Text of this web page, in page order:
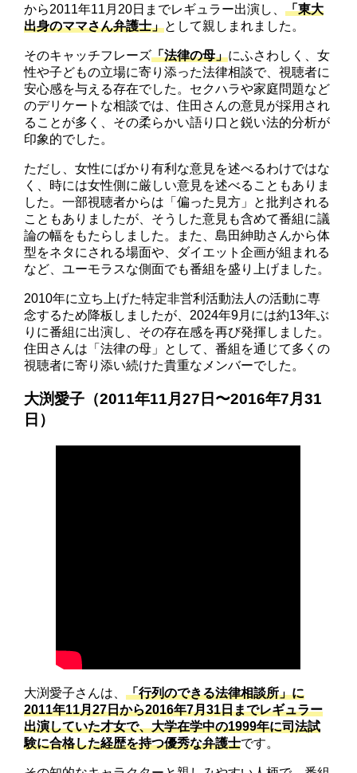
から2011年11月20日までレギュラー出演し、「東大
出身のママさん弁護士」として親しまれました。
そのキャッチフレーズ「法律の母」にふさわしく、女
性や子どもの立場に寄り添った法律相談で、視聴者に
安心感を与える存在でした。セクハラや家庭問題など
のデリケートな相談では、住田さんの意見が採用され
ることが多く、その柔らかい語り口と鋭い法的分析が
印象的でした。
ただし、女性にばかり有利な意見を述べるわけではな
く、時には女性側に厳しい意見を述べることもありま
した。一部視聴者からは「偏った見方」と批判される
こともありましたが、そうした意見も含めて番組に議
論の幅をもたらしました。また、島田紳助さんから体
型をネタにされる場面や、ダイエット企画が組まれる
など、ユーモラスな側面でも番組を盛り上げました。
2010年に立ち上げた特定非営利活動法人の活動に専
念するため降板しましたが、2024年9月には約13年ぶ
りに番組に出演し、その存在感を再び発揮しました。
住田さんは「法律の母」として、番組を通じて多くの
視聴者に寄り添い続けた貴重なメンバーでした。
大渕愛子（2011年11月27日〜2016年7月31
日）
大渕愛子さんは、「行列のできる法律相談所」に
2011年11月27日から2016年7月31日までレギュラー
出演していた才女で、大学在学中の1999年に司法試
験に合格した経歴を持つ優秀な弁護士です。